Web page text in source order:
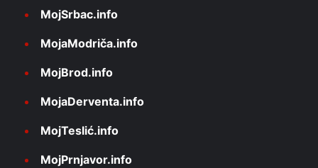
MojSrbac.info
MojaModriča.info
MojBrod.info
MojaDerventa.info
MojTeslić.info
MojPrnjavor.info